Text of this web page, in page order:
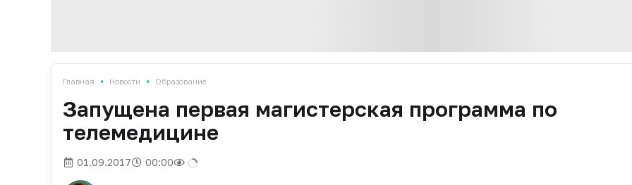
Главная • Новости • Образование
Запущена первая магистерская программа по
телемедицине
01.09.2017 00:00